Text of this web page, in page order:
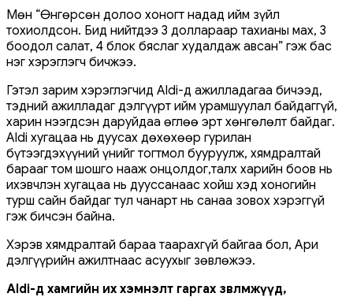
Мөн “Өнгөрсөн долоо хоногт надад ийм зүйл
тохиолдсон. Бид нийтдээ 3 доллараар тахианы мах, 3
боодол салат, 4 блок бяслаг худалдаж авсан” гэж бас
нэг хэрэглэгч бичжээ.
Гэтэл зарим хэрэглэгчид Aldi-д ажилладагаа бичээд,
тэдний ажилладаг дэлгүүрт ийм урамшуулал байдаггүй,
харин нээгдсэн даруйдаа өглөө эрт хөнгөлөлт байдаг.
Aldi хугацаа нь дуусах дөхөхөөр гурилан
бүтээгдэхүүний үнийг тогтмол бууруулж, хямдралтай
барааг том шошго нааж онцолдог,талх харийн боов нь
ихэвчлэн хугацаа нь дууссанаас хойш хэд хоногийн
турш сайн байдаг тул чанарт нь санаа зовох хэрэггүй
гэж бичсэн байна.
Хэрэв хямдралтай бараа таарахгүй байгаа бол, Ари
дэлгүүрийн ажилтнаас асуухыг зөвлөжээ.
Aldi-д хамгийн их хэмнэлт гаргах зөвлөмжүүд,